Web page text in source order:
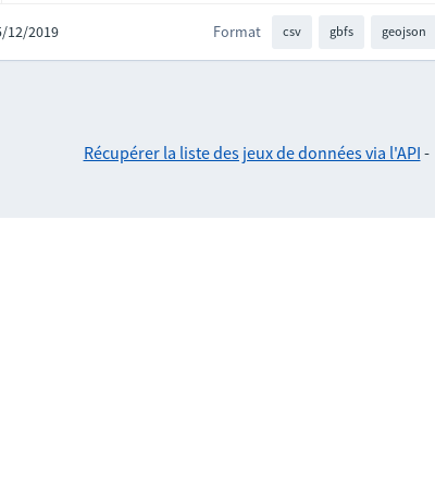
12/2019 Format csv gbfs geojson
Récupérer la liste des jeux de données via l'API -